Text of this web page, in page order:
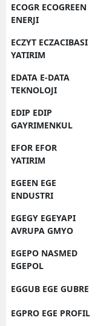
ECOGR ECOGREEN
ENERJI
ECZYT ECZACIBASI
YATIRIM
EDATA E-DATA
TEKNOLOJI
EDIP EDIP
GAYRIMENKUL
EFOR EFOR
YATIRIM
EGEEN EGE
ENDUSTRI
EGEGY EGEYAPI
AVRUPA GMYO
EGEPO NASMED
EGEPOL
EGGUB EGE GUBRE
EGPRO EGE PROFIL